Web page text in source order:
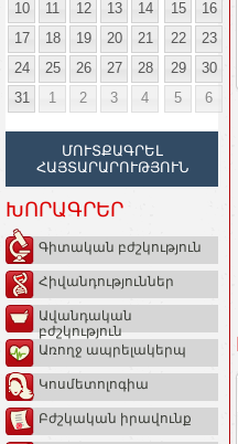
10
11 12 13 14 15
16
17
18 19 20 21 22
23
24
25 26 27 28 29
30
31
1 2 3 4 5 6
ՄՈՒՏՔԱԳՐԵԼ
ՀԱՅՏԱՐԱՐՈՒԹՅՈՒՆ
ԽՈՐԱԳՐԵՐ
Գիտական բժշկություն
Հիվանդություններ
Ավանդական
բժշկություն
Առողջ ապրելակերպ
Կոսմետոլոգիա
Բժշկական իրավունք